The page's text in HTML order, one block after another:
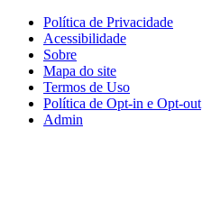
Política de Privacidade
Acessibilidade
Sobre
Mapa do site
Termos de Uso
Política de Opt-in e Opt-out
Admin